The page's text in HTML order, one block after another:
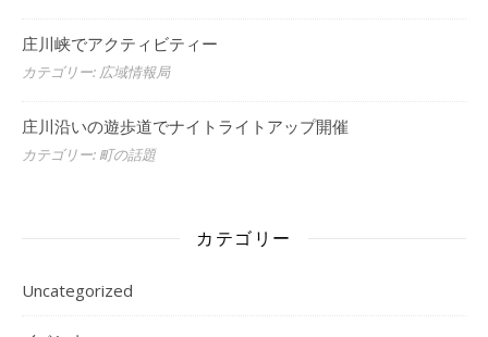
庄川峡でアクティビティー
カテゴリー: 広域情報局
庄川沿いの遊歩道でナイトライトアップ開催
カテゴリー: 町の話題
カテゴリー
Uncategorized